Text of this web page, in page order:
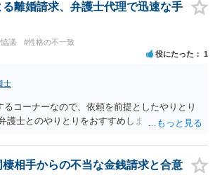
離婚請求、弁護士代理で迅速な手
議 #性格の不一致
役にたった 1
士
るコーナーなので、依頼を前提としたやりとり
護士とのやりとりをおすすめします。
相手からの不当な金銭請求と合意